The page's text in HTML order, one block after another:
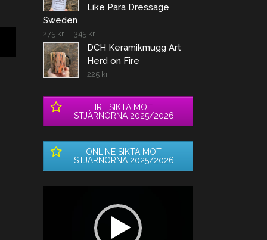
Like Para Dressage
Sweden
275 kr– 345 kr
DCH Keramikmugg Art
Herd on Fire
225 kr
IRL SIKTA MOT
STJÄRNORNA 2025/2026
ONLINE SIKTA MOT
STJÄRNORNA 2025/2026